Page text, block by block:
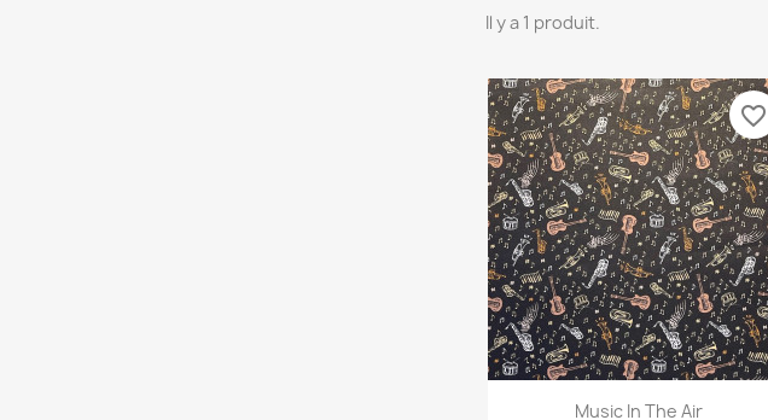
Il y a 1 produit.
Aperçu rapide
Music In The Air
favorite_border